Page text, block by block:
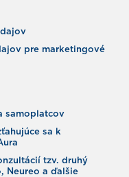
pre marketingové
samoplatcov
sa k
tzv. druhý
Neureo a ďalšie